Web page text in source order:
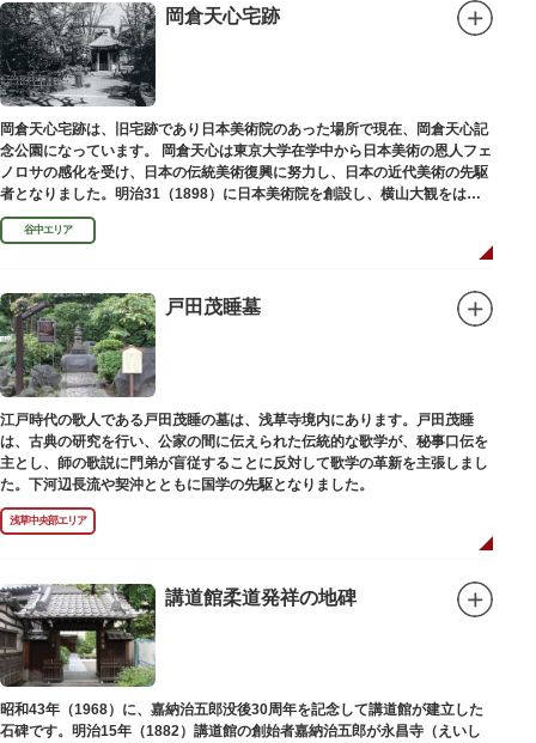
岡倉天心宅跡
岡倉天心宅跡は、旧宅跡であり日本美術院のあった場所で現在、岡倉天心記
念公園になっています。 岡倉天心は東京大学在学中から日本美術の恩人フェ
ノロサの感化を受け、日本の伝統美術復興に努力し、日本の近代美術の先駆
者となりました。明治31（1898）に日本美術院を創設し、横山大観をはじ
め優れた画家を世に送り出しました。
谷中エリア
戸田茂睡墓
江戸時代の歌人である戸田茂睡の墓は、浅草寺境内にあります。戸田茂睡
は、古典の研究を行い、公家の間に伝えられた伝統的な歌学が、秘事口伝を
主とし、師の歌説に門弟が盲従することに反対して歌学の革新を主張しまし
た。下河辺長流や契沖とともに国学の先駆となりました。
浅草中央部エリア
講道館柔道発祥の地碑
昭和43年（1968）に、嘉納治五郎没後30周年を記念して講道館が建立した
石碑です。明治15年（1882）講道館の創始者嘉納治五郎が永昌寺（えいし